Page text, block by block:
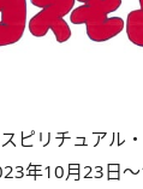
ピリチュアル
年10月23日〜